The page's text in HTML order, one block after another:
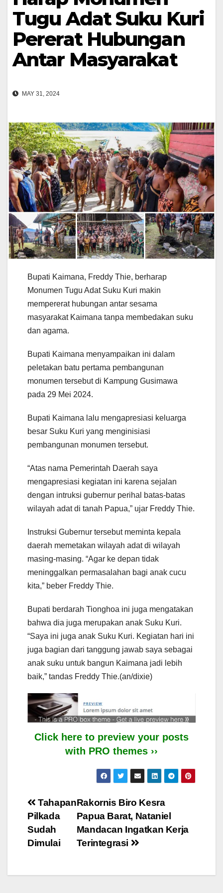
Tugu Adat Suku Kuri
Pererat Hubungan
Antar Masyarakat
MAY 31, 2024
Bupati Kaimana, Freddy Thie, berharap
Monumen Tugu Adat Suku Kuri makin
mempererat hubungan antar sesama
masyarakat Kaimana tanpa membedakan suku
dan agama.
Bupati Kaimana menyampaikan ini dalam
peletakan batu pertama pembangunan
monumen tersebut di Kampung Gusimawa
pada 29 Mei 2024.
Bupati Kaimana lalu mengapresiasi keluarga
besar Suku Kuri yang menginisiasi
pembangunan monumen tersebut.
“Atas nama Pemerintah Daerah saya
mengapresiasi kegiatan ini karena sejalan
dengan intruksi gubernur perihal batas-batas
wilayah adat di tanah Papua,” ujar Freddy Thie.
Instruksi Gubernur tersebut meminta kepala
daerah memetakan wilayah adat di wilayah
masing-masing. “Agar ke depan tidak
meninggalkan permasalahan bagi anak cucu
kita,” beber Freddy Thie.
Bupati berdarah Tionghoa ini juga mengatakan
bahwa dia juga merupakan anak Suku Kuri.
“Saya ini juga anak Suku Kuri. Kegiatan hari ini
juga bagian dari tanggung jawab saya sebagai
anak suku untuk bangun Kaimana jadi lebih
baik,” tandas Freddy Thie.(an/dixie)
Click here to preview your posts
with PRO themes ››
Post
navigation
Rakornis Biro Kesra
Papua Barat, Nataniel
Mandacan Ingatkan Kerja
Terintegrasi
Tahapan
Pilkada
Sudah
Dimulai